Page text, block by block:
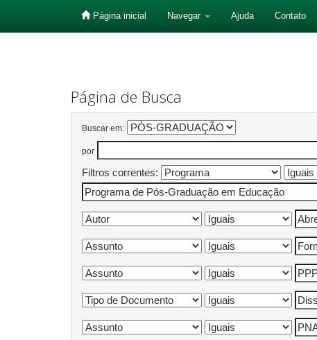
Página inicial Navegar Ajuda Contato
Página de Busca
Buscar em:
por
Filtros correntes: